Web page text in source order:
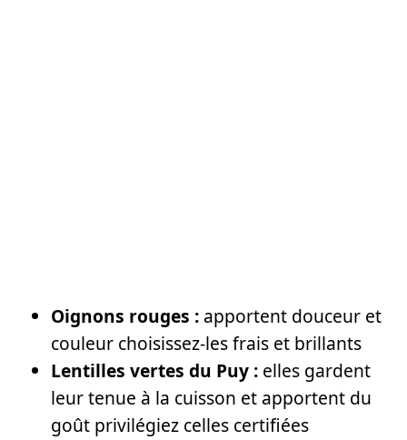
Oignons rouges : apportent douceur et
couleur choisissez-les frais et brillants
Lentilles vertes du Puy : elles gardent
leur tenue à la cuisson et apportent du
goût privilégiez celles certifiées